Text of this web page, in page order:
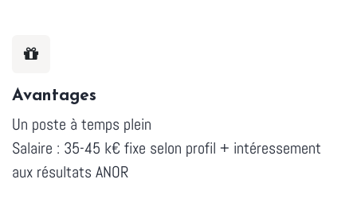
Avantages
Un poste à temps plein
Salaire : 35-45 k€ fixe selon profil + intéressement
aux résultats ANOR